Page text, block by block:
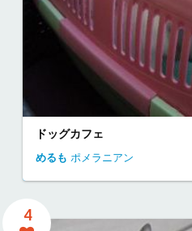
ドッグカフェ
めるも ポメラニアン
4